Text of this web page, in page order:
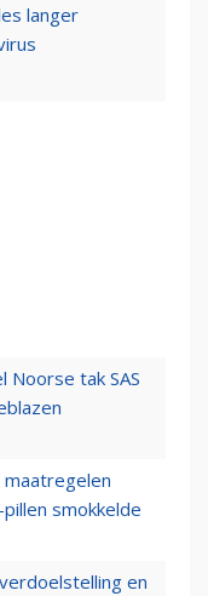
langer
Noorse tak SAS
maatregelen
smokkelde
en